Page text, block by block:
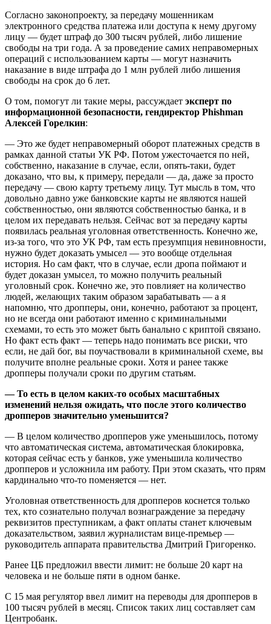
Согласно законопроекту, за передачу мошенникам
электронного средства платежа или доступа к нему другому
лицу — будет штраф до 300 тысяч рублей, либо лишение
свободы на три года. А за проведение самих неправомерных
операций с использованием карты — могут назначить
наказание в виде штрафа до 1 млн рублей либо лишения
свободы на срок до 6 лет.
О том, помогут ли такие меры, рассуждает эксперт по
информационной безопасности, гендиректор Phishman
Алексей Горелкин:
— Это же будет неправомерный оборот платежных средств в
рамках данной статьи УК РФ. Потом ужесточается по ней,
собственно, наказание в случае, если, опять-таки, будет
доказано, что вы, к примеру, передали — да, даже за просто
передачу — свою карту третьему лицу. Тут мысль в том, что
довольно давно уже банковские карты не являются нашей
собственностью, они являются собственностью банка, и в
целом их передавать нельзя. Сейчас вот за передачу карты
появилась реальная уголовная ответственность. Конечно же,
из-за того, что это УК РФ, там есть презумпция невиновности,
нужно будет доказать умысел — это вообще отдельная
история. Но сам факт, что в случае, если дропа поймают и
будет доказан умысел, то можно получить реальный
уголовный срок. Конечно же, это повлияет на количество
людей, желающих таким образом зарабатывать — а я
напомню, что дропперы, они, конечно, работают за процент,
но не всегда они работают именно с криминальными
схемами, то есть это может быть банально с криптой связано.
Но факт есть факт — теперь надо понимать все риски, что
если, не дай бог, вы поучаствовали в криминальной схеме, вы
получите вполне реальные сроки. Хотя и ранее также
дропперы получали сроки по другим статьям.
— То есть в целом каких-то особых масштабных
изменений нельзя ожидать, что после этого количество
дропперов значительно уменьшится?
— В целом количество дропперов уже уменьшилось, потому
что автоматическая система, автоматическая блокировка,
которая сейчас есть у банков, уже уменьшила количество
дропперов и усложнила им работу. При этом сказать, что прям
кардинально что-то поменяется — нет.
Уголовная ответственность для дропперов коснется только
тех, кто сознательно получал вознаграждение за передачу
реквизитов преступникам, а факт оплаты станет ключевым
доказательством, заявил журналистам вице-премьер —
руководитель аппарата правительства Дмитрий Григоренко.
Ранее ЦБ предложил ввести лимит: не больше 20 карт на
человека и не больше пяти в одном банке.
С 15 мая регулятор ввел лимит на переводы для дропперов в
100 тысяч рублей в месяц. Список таких лиц составляет сам
Центробанк.